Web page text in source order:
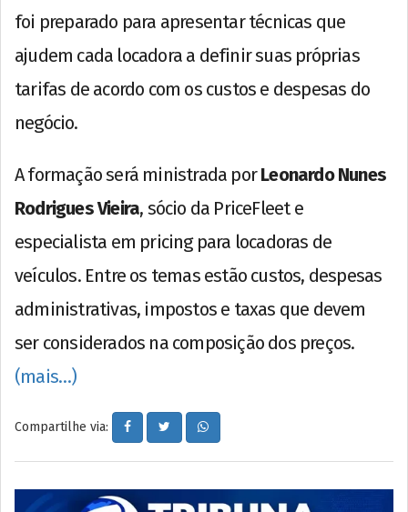
foi preparado para apresentar técnicas que
ajudem cada locadora a definir suas próprias
tarifas de acordo com os custos e despesas do
negócio.
A formação será ministrada porLeonardo Nunes
Rodrigues Vieira, sócio da PriceFleet e
especialista em pricing para locadoras de
veículos. Entre os temas estão custos, despesas
administrativas, impostos e taxas que devem
ser considerados na composição dos preços.
(mais…)
Compartilhe via: